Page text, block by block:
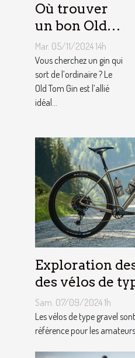
Où trouver
un bon Old
Tom Gin
artisanal ?
Mar. 05/11/2024 14h
Vous cherchez un gin qui
sort de l’ordinaire ? Le
Old Tom Gin est l’allié
idéal...
Exploration
des vélos de
les aventuriers
Sam. 07/09/2024 1h
Les vélos de type gravel
référence pour les amateurs